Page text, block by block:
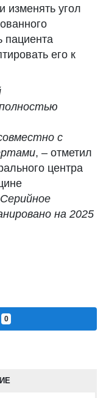
изменять угол
пациента
его к
с
, – отметил
центра
Cерийное
на 2025
0